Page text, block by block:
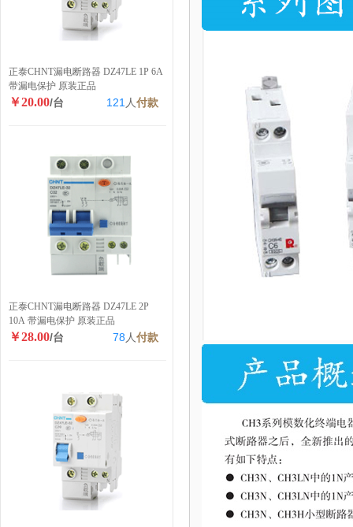
正泰CHNT漏电断路器 DZ47LE 1P 6A
带漏电保护 原装正品
￥20.00/台 121 人付款
正泰CHNT漏电断路器 DZ47LE 2P
10A 带漏电保护 原装正品
￥28.00/台 78 人付款